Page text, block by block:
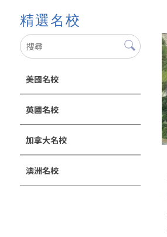
精選名校
美國名校
英國名校
加拿大名校
澳洲名校